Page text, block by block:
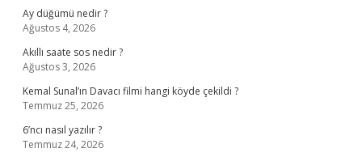
Ay düğümü nedir ?
Ağustos 4, 2026
Akıllı saate sos nedir ?
Ağustos 3, 2026
Kemal Sunal’ın Davacı filmi hangi köyde çekildi ?
Temmuz 25, 2026
6’ncı nasıl yazılır ?
Temmuz 24, 2026